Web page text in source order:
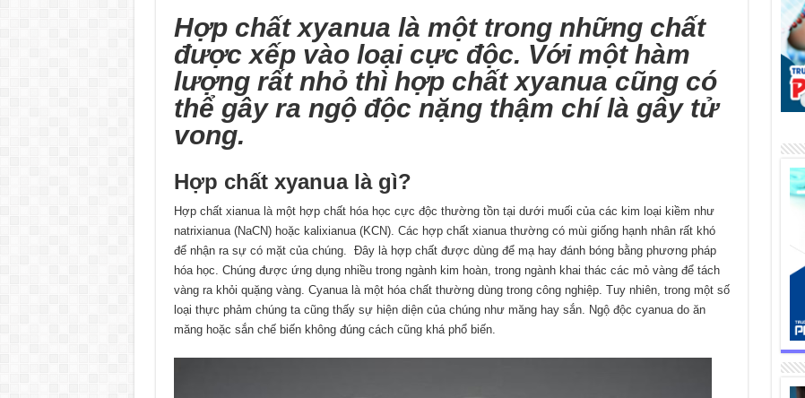
Hợp chất xyanua là một trong những chất
được xếp vào loại cực độc. Với một hàm
lượng rất nhỏ thì hợp chất xyanua cũng có
thể gây ra ngộ độc nặng thậm chí là gây tử
vong.
Hợp chất xyanua là gì?
Hợp chất xianua là một hợp chất hóa học cực độc thường tồn tại dưới muối của các kim loại kiềm như
natrixianua (NaCN) hoặc kalixianua (KCN). Các hợp chất xianua thường có mùi giống hạnh nhân rất khó
để nhận ra sự có mặt của chúng. Đây là hợp chất được dùng để mạ hay đánh bóng bằng phương pháp
hóa học. Chúng được ứng dụng nhiều trong ngành kim hoàn, trong ngành khai thác các mỏ vàng để tách
vàng ra khỏi quặng vàng. Cyanua là một hóa chất thường dùng trong công nghiệp. Tuy nhiên, trong một số
loại thực phảm chúng ta cũng thấy sự hiện diện của chúng như măng hay sắn. Ngộ độc cyanua do ăn
măng hoặc sắn chế biến không đúng cách cũng khá phổ biến.